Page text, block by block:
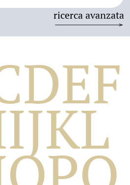
ricerca avanzata
DEF
IJKL